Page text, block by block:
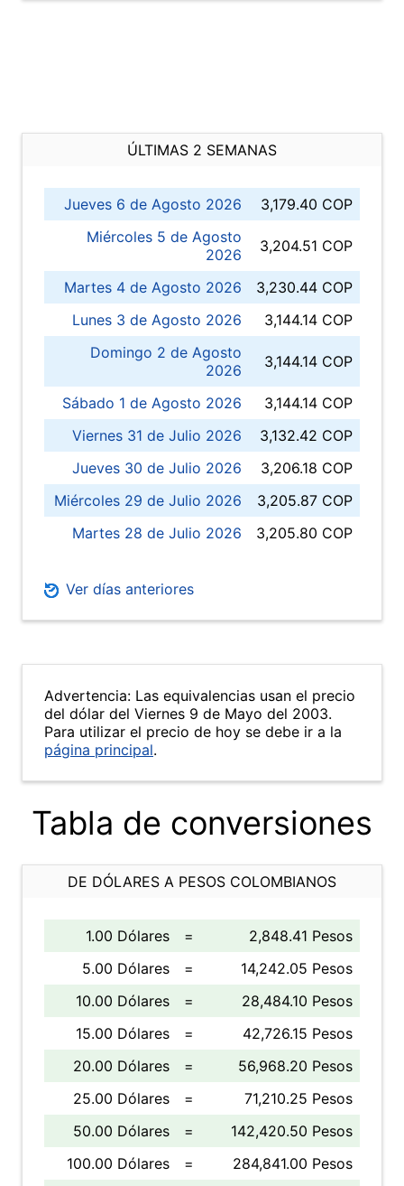
ÚLTIMAS 2 SEMANAS
Jueves 6 de Agosto 2026
3,179.40 COP
Miércoles 5 de Agosto
2026
3,204.51 COP
Martes 4 de Agosto 2026
3,230.44 COP
Lunes 3 de Agosto 2026
3,144.14 COP
Domingo 2 de Agosto
2026
3,144.14 COP
Sábado 1 de Agosto 2026
3,144.14 COP
Viernes 31 de Julio 2026
3,132.42 COP
Jueves 30 de Julio 2026
3,206.18 COP
Miércoles 29 de Julio 2026
3,205.87 COP
Martes 28 de Julio 2026
3,205.80 COP
Ver días anteriores
Advertencia: Las equivalencias usan el precio
del dólar del Viernes 9 de Mayo del 2003.
Para utilizar el precio de hoy se debe ir a la
página principal.
Tabla de conversiones
DE DÓLARES A PESOS COLOMBIANOS
1.00 Dólares =
2,848.41 Pesos
5.00 Dólares
=
14,242.05 Pesos
10.00 Dólares
=
28,484.10 Pesos
15.00 Dólares
=
42,726.15 Pesos
20.00 Dólares
=
56,968.20 Pesos
25.00 Dólares
=
71,210.25 Pesos
50.00 Dólares
=
142,420.50 Pesos
100.00 Dólares
=
284,841.00 Pesos